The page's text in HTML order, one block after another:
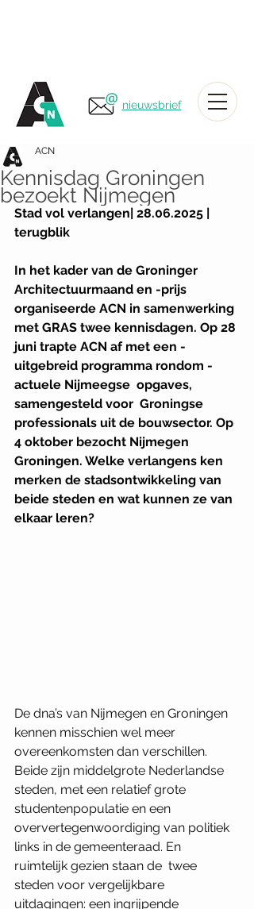
nieuwsbrief
Kennisdag Groningen
bezoekt Nijmegen
ACN
Stad vol verlangen| 28.06.2025 |
terugblik
In het kader van de Groninger
Architectuurmaand en -prijs
organiseerde ACN in samenwerking
met GRAS twee kennisdagen. Op 28
juni trapte ACN af met een ­
uitgebreid programma ­rondom ­
actuele Nijmeegse ­ opgaves,
samengesteld voor ­ Groningse
professionals uit de bouwsector. Op
4 ­oktober bezocht Nijmegen ­
Groningen. Welke verlangens ­ken­
merken de stadsontwikkeling van
beide steden en wat kunnen ze van
elkaar leren?
De dna’s van Nijmegen en Groningen
kennen misschien wel meer
overeenkomsten dan verschillen.
Beide zijn middelgrote Nederlandse
steden, met een relatief grote
studentenpopulatie en een
oververtegenwoordiging van politiek
links in de gemeenteraad. En
ruimtelijk gezien staan de  twee
steden voor vergelijkbare
uitdagingen: een ingrijpende